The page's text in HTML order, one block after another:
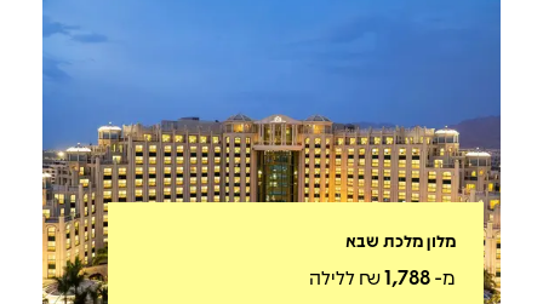
מלון מלכת שבא
מ-1,788₪ ללילה